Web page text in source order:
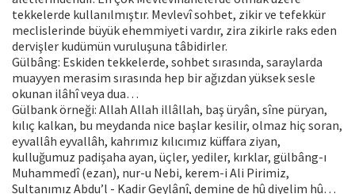
tekkelerde kullanılmıştır. Mevlevî sohbet, zikir ve tefekkür
meclislerinde büyük ehemmiyeti vardır, zira zikirle raks eden
dervişler kudümün vuruluşuna tâbidirler.
Gülbâng: Eskiden tekkelerde, sohbet sırasında, saraylarda
muayyen merasim sırasında hep bir ağızdan yüksek sesle
okunan ilâhî veya dua…
Gülbank örneği: Allah Allah illâllah, baş üryân, sîne püryan,
kılıç kalkan, bu meydanda nice başlar kesilir, olmaz hiç soran,
eyvallâh eyvallâh, kahrımız kılıcımız küffara ziyan,
kulluğumuz padişaha ayan, üçler, yediler, kırklar, gülbâng-ı
Muhammedî (ezan), nur-u Nebi, kerem-i Ali Pirimiz,
Sultanımız Abdu’l - Kadir Geylânî, demine de hû diyelim hû…